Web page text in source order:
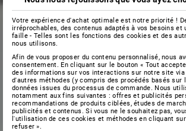
Votre expérience d'achat optimale est notre priorité !
irréprochables, des contenus adaptés à vos besoins et
faille - Telles sont les fonctions des cookies et des
nous utilisons.
Afin de vous proposer du contenu personnalisé, nous
consentement. En cliquant sur le bouton « Tout
des informations sur vos interactions sur notre site
d'autres méthodes (y compris des procédés basés sur
données issues du processus de commande. Nous
notamment aux fins suivantes : offres et publicités
recommandations de produits ciblées, études de
publicités et contenus. Si vous ne le souhaitez pas,
l'utilisation de ces cookies et méthodes en cliquant
refuser ».